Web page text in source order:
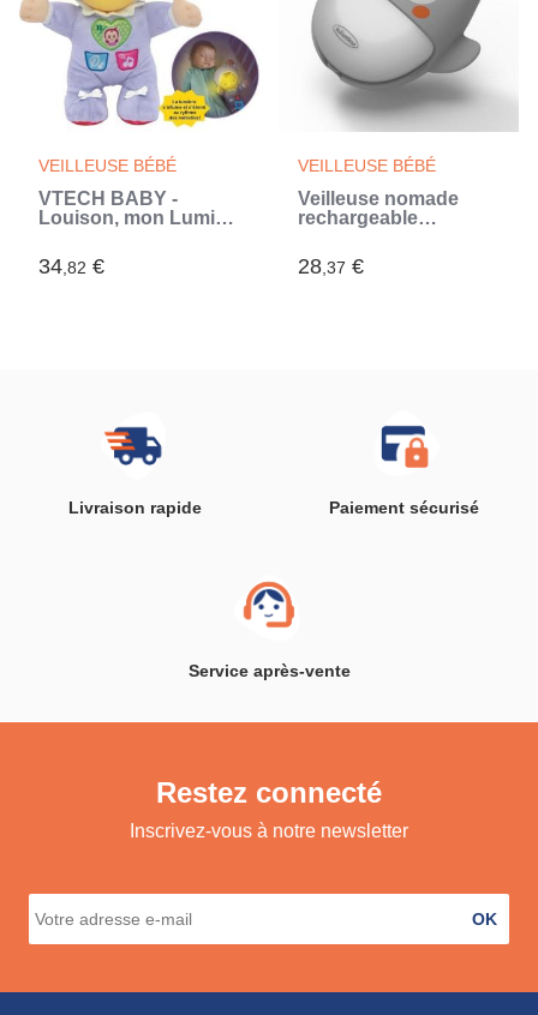
VEILLEUSE BÉBÉ
VTECH BABY -
Louison, mon Lumi
34,82 €
VEILLEUSE BÉBÉ
Veilleuse nomade
rechargeable
- Veilleuse - Gris -
Mixte - Bébé
28,37 €
Livraison rapide Paiement sécurisé
Service après-vente
Restez connecté
Inscrivez-vous à notre newsletter
OK